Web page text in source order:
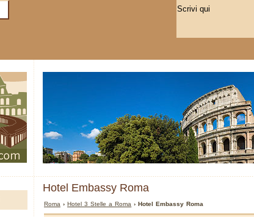
Hotel Embassy Roma
Roma ›Hotel 3 Stelle a Roma › Hotel Embassy Roma